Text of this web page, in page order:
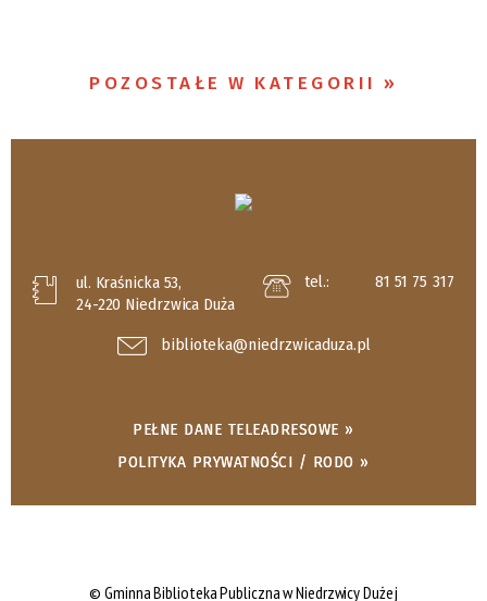
POZOSTAŁE W KATEGORII
ul. Kraśnicka 53,
24-220 Niedrzwica Duża
tel.: 81 51 75 317
biblioteka@niedrzwicaduza.pl
PEŁNE DANE TELEADRESOWE »
POLITYKA PRYWATNOŚCI / RODO »
© Gminna Biblioteka Publiczna w Niedrzwicy Dużej